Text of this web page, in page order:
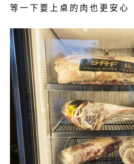
等一下要上桌的肉也更安心